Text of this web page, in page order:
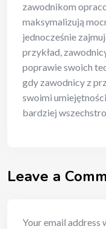
zawodnikom
maksymalizują
jednocześnie
przykład,
poprawie swoich
gdy zawodnicy z
swoimi
bardziej
Leave a
Your email address